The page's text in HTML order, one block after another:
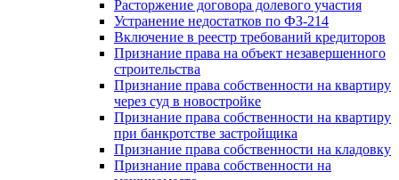
Расторжение договора долевого участия
Устранение недостатков по ФЗ-214
Включение в реестр требований кредиторов
Признание права на объект незавершенного
строительства
Признание права собственности на квартиру
через суд в новостройке
Признание права собственности на квартиру
при банкротстве застройщика
Признание права собственности на кладовку
Признание права собственности на